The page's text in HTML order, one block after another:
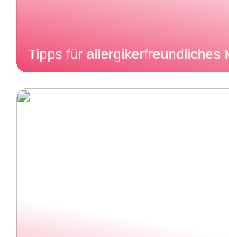
Tipps für allergikerfreundliches